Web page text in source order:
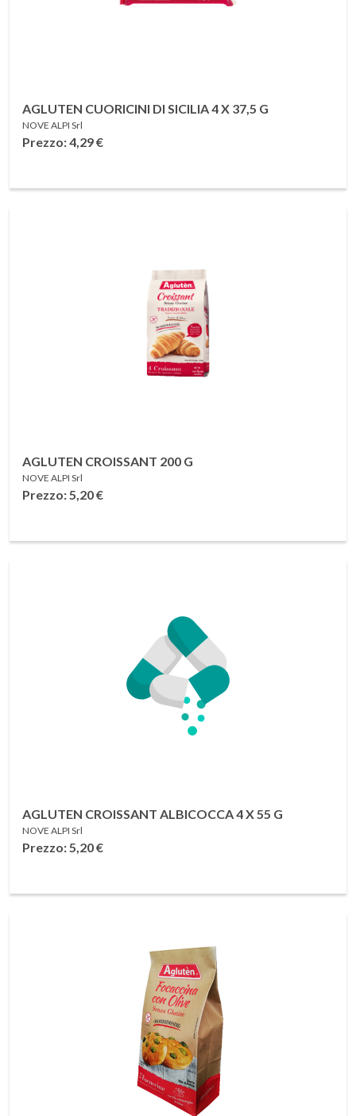
AGLUTEN CUORICINI DI SICILIA 4 X 37,5 G
NOVE ALPI Srl
Prezzo: 4,29€
AGLUTEN CROISSANT 200 G
NOVE ALPI Srl
Prezzo: 5,20€
AGLUTEN CROISSANT ALBICOCCA 4 X 55 G
NOVE ALPI Srl
Prezzo: 5,20€